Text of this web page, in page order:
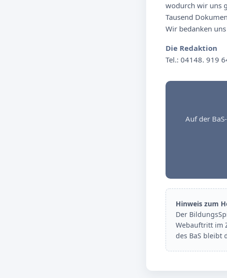
wodurch wir uns
Tausend
Wir bedanken
Die Redaktion
Tel.: 04148. 919
Auf der
Hinweis zum
Der
Webauftritt im
des BaS bleibt